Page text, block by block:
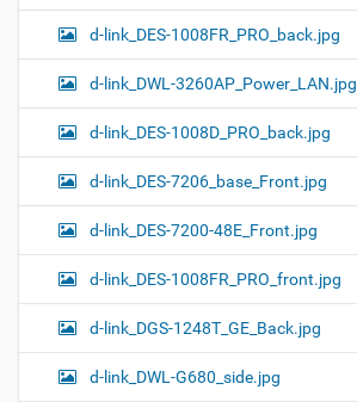
d-link_DES-1008FR_PRO_back.jpg
d-link_DWL-3260AP_Power_LAN.jpg
d-link_DES-1008D_PRO_back.jpg
d-link_DES-7206_base_Front.jpg
d-link_DES-7200-48E_Front.jpg
d-link_DES-1008FR_PRO_front.jpg
d-link_DGS-1248T_GE_Back.jpg
d-link_DWL-G680_side.jpg